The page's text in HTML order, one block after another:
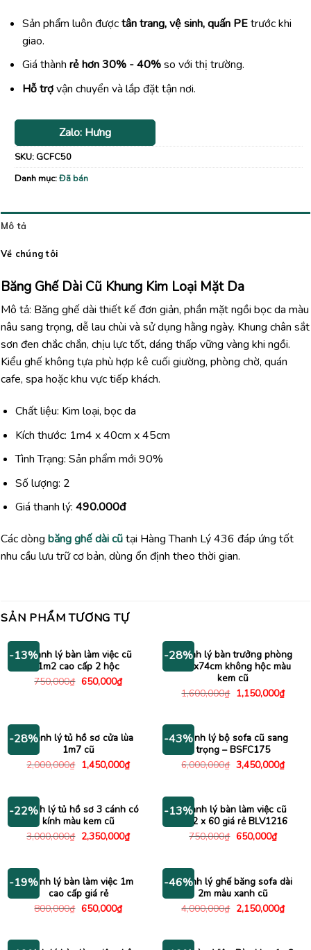
Sản phẩm luôn đượctân trang, vệ sinh, quấn PEtrước khi
giao.
Giá thành rẻ hơn 30% - 40%so với thị trường.
Hỗ trợvận chuyển và lắp đặt tận nơi.
Zalo: Hưng
SKU: GCFC50
Danh mục:Đã bán
Mô tả
Về chúng tôi
Băng Ghế Dài Cũ Khung Kim Loại Mặt Da
Mô tả: Băng ghế dài thiết kế đơn giản, phần mặt ngồi bọc da màu
nâu sang trọng, dễ lau chùi và sử dụng hằng ngày. Khung chân sắt
sơn đen chắc chắn, chịu lực tốt, dáng thấp vững vàng khi ngồi.
Kiểu ghế không tựa phù hợp kê cuối giường, phòng chờ, quán
cafe, spa hoặc khu vực tiếp khách.
Chất liệu: Kim loại, bọc da
Kích thước: 1m4 x 40cm x 45cm
Tình Trạng: Sản phẩm mới 90%
Số lượng: 2
Giá thanh lý: 490.000đ
Các dòng băng ghế dài cũtại Hàng Thanh Lý 436 đáp ứng tốt
nhu cầu lưu trữ cơ bản, dùng ổn định theo thời gian.
SẢN PHẨM TƯƠNG TỰ
-13%Thanh lý bàn làm việc cũ
1m2 cao cấp 2 hộc
750,000₫ Giá
650,000₫Giá
hiện
-28%
Thanh lý bàn trưởng phòng
1m6x74cm không hộc màu
kem cũ
1,600,000₫ Giá
gốc
1,150,000₫Giá
hiện
-28%Thanh lý tủ hồ sơ cửa lùa
1m7 cũ
2,000,000₫ Giá
gốc
1,450,000₫Giá
hiện
1,450,000₫.
-43%Thanh lý bộ sofa cũ sang
trọng – BSFC175
6,000,000₫ Giá
gốc
3,450,000₫Giá
hiện
-22%
Thanh lý tủ hồ sơ 3 cánh có
kính màu kem cũ
3,000,000₫ Giá
gốc
2,350,000₫Giá
hiện
2,350,000₫.
-13%Thanh lý bàn làm việc cũ
1m2 x 60 giá rẻ BLV1216
750,000₫ Giá
650,000₫Giá
hiện
-19%Thanh lý bàn làm việc 1m
cao cấp giá rẻ
800,000₫ Giá
650,000₫Giá
hiện
650,000₫.
-46%
Thanh lý ghế băng sofa dài
2m màu xanh cũ
4,000,000₫ Giá
gốc
2,150,000₫Giá
hiện